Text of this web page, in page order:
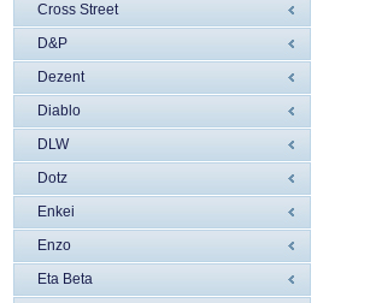
Cross Street
D&P
Dezent
Diablo
DLW
Dotz
Enkei
Enzo
Eta Beta